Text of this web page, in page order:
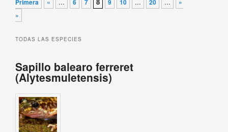
Primera
« 6 7 9 10 20 »
»
TODAS LAS ESPECIES
Sapillo balearo ferreret
(Alytesmuletensis)